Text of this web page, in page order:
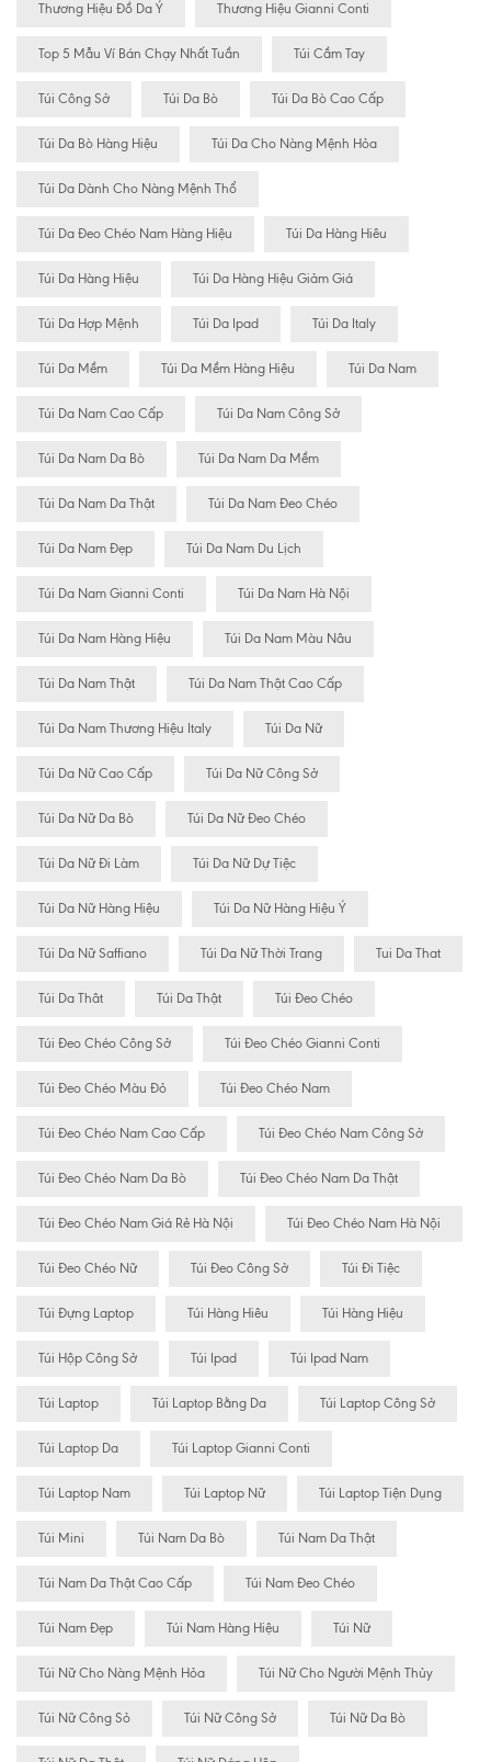
Thương Hiệu Đồ Da Ý Thương Hiệu Gianni Conti
Top 5 Mẫu Ví Bán Chạy Nhất Tuần Túi Cầm Tay
Túi Công Sở Túi Da Bò Túi Da Bò Cao Cấp
Túi Da Bò Hàng Hiệu Túi Da Cho Nàng Mệnh Hỏa
Túi Da Dành Cho Nàng Mệnh Thổ
Túi Da Đeo Chéo Nam Hàng Hiệu Túi Da Hàng Hiêu
Túi Da Hàng Hiệu Túi Da Hàng Hiệu Giảm Giá
Túi Da Hợp Mệnh Túi Da Ipad Túi Da Italy
Túi Da Mềm Túi Da Mềm Hàng Hiệu Túi Da Nam
Túi Da Nam Cao Cấp Túi Da Nam Công Sở
Túi Da Nam Da Bò Túi Da Nam Da Mềm
Túi Da Nam Da Thật Túi Da Nam Đeo Chéo
Túi Da Nam Đẹp Túi Da Nam Du Lịch
Túi Da Nam Gianni Conti Túi Da Nam Hà Nội
Túi Da Nam Hàng Hiệu Túi Da Nam Màu Nâu
Túi Da Nam Thật Túi Da Nam Thật Cao Cấp
Túi Da Nam Thương Hiệu Italy Túi Da Nữ
Túi Da Nữ Cao Cấp Túi Da Nữ Công Sở
Túi Da Nữ Da Bò Túi Da Nữ Đeo Chéo
Túi Da Nữ Đi Làm Túi Da Nữ Dự Tiệc
Túi Da Nữ Hàng Hiệu Túi Da Nữ Hàng Hiệu Ý
Túi Da Nữ Saffiano Túi Da Nữ Thời Trang Tui Da That
Túi Da Thât Túi Da Thật Túi Đeo Chéo
Túi Đeo Chéo Công Sở Túi Đeo Chéo Gianni Conti
Túi Đeo Chéo Màu Đỏ Túi Đeo Chéo Nam
Túi Đeo Chéo Nam Cao Cấp Túi Đeo Chéo Nam Công Sở
Túi Đeo Chéo Nam Da Bò Túi Đeo Chéo Nam Da Thật
Túi Đeo Chéo Nam Giá Rẻ Hà Nội Túi Đeo Chéo Nam Hà Nội
Túi Đeo Chéo Nữ Túi Đeo Công Sở Túi Đi Tiệc
Túi Đựng Laptop Túi Hàng Hiêu Túi Hàng Hiệu
Túi Hộp Công Sở Túi Ipad Túi Ipad Nam
Túi Laptop Túi Laptop Bằng Da Túi Laptop Công Sở
Túi Laptop Da Túi Laptop Gianni Conti
Túi Laptop Nam Túi Laptop Nữ Túi Laptop Tiện Dụng
Túi Mini Túi Nam Da Bò Túi Nam Da Thật
Túi Nam Da Thật Cao Cấp Túi Nam Đeo Chéo
Túi Nam Đẹp Túi Nam Hàng Hiệu Túi Nữ
Túi Nữ Cho Nàng Mệnh Hỏa Túi Nữ Cho Người Mệnh Thủy
Túi Nữ Công Sỏ Túi Nữ Công Sở Túi Nữ Da Bò